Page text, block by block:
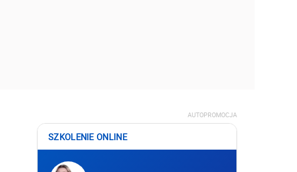
AUTOPROMOCJA
SZKOLENIE ONLINE